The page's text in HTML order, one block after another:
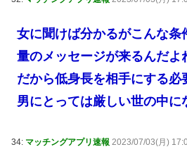
女に聞けば分かるがこんな条
量のメッセージが来るんだよ
だから低身長を相手にする必
男にとっては厳しい世の中に
34: マッチングアプリ速報 2023/07/03(月)